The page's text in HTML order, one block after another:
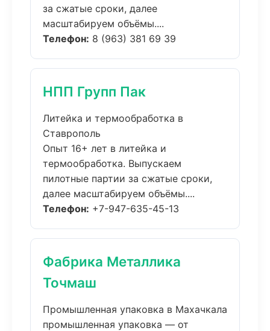
за сжатые сроки, далее
масштабируем объёмы....
Телефон: 8 (963) 381 69 39
НПП Групп Пак
Литейка и термообработка в
Ставрополь
Опыт 16+ лет в литейка и
термообработка. Выпускаем
пилотные партии за сжатые сроки,
далее масштабируем объёмы....
Телефон: +7-947-635-45-13
Фабрика Металлика
Точмаш
Промышленная упаковка в Махачкала
промышленная упаковка — от